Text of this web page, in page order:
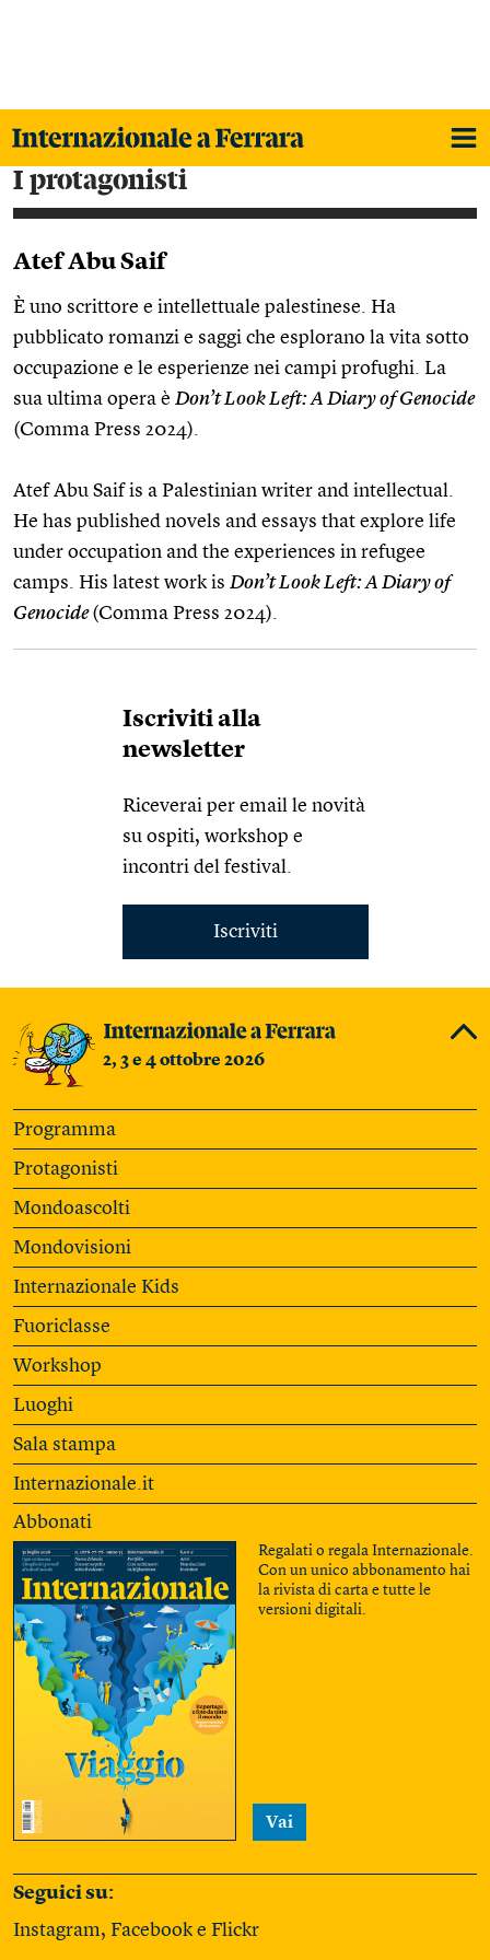
i protagonisti
Atef Abu Saif
È uno scrittore e intellettuale palestinese. Ha
pubblicato romanzi e saggi che esplorano la vita sotto
occupazione e le esperienze nei campi profughi. La
sua ultima opera è Don’t Look Left: A Diary of Genocide
(Comma Press 2024).
Atef Abu Saif is a Palestinian writer and intellectual.
He has published novels and essays that explore life
under occupation and the experiences in refugee
camps. His latest work is Don’t Look Left: A Diary of
Genocide(Comma Press 2024).
Iscriviti alla
newsletter
Riceverai per email le novità
su ospiti, workshop e
incontri del festival.
Iscriviti
2, 3 e 4 ottobre 2026
Programma
Protagonisti
Mondoascolti
Mondovisioni
Internazionale Kids
Fuoriclasse
Workshop
Luoghi
Sala stampa
Internazionale.it
Abbonati
Regalati o regala Internazionale.
Con un unico abbonamento hai
la rivista di carta e tutte le
versioni digitali.
Vai
Seguici su:
Instagram, Facebook e Flickr